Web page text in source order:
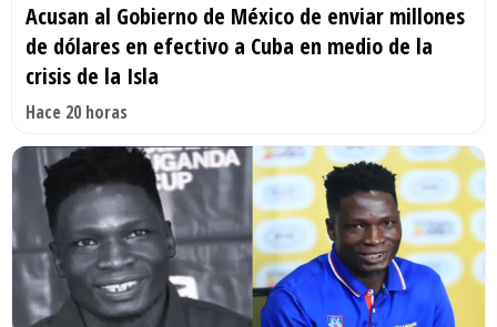
Acusan al Gobierno de México de enviar millones
de dólares en efectivo a Cuba en medio de la
crisis de la Isla
Hace 20 horas